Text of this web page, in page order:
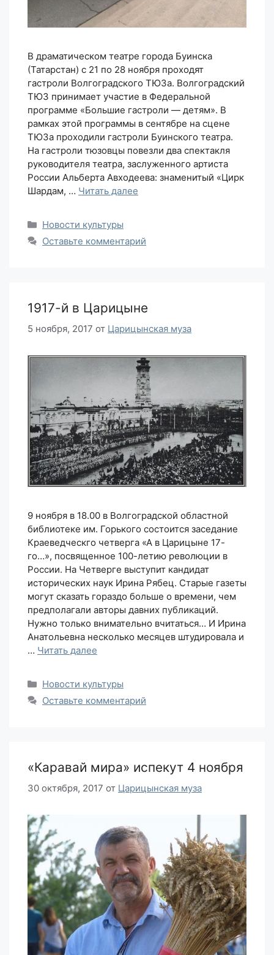
В драматическом театре города Буинска
(Татарстан) с 21 по 28 ноября проходят
гастроли Волгоградского ТЮЗа. Волгоградский
ТЮЗ принимает участие в Федеральной
программе «Большие гастроли — детям». В
рамках этой программы в сентябре на сцене
ТЮЗа проходили гастроли Буинского театра.
На гастроли тюзовцы повезли два спектакля
руководителя театра, заслуженного артиста
России Альберта Авходеева: знаменитый «Цирк
Шардам, … Читать далее
Рубрики
Новости культуры
Оставьте комментарий
1917-й в Царицыне
5 ноября, 2017 от Царицынская муза
9 ноября в 18.00 в Волгоградской областной
библиотеке им. Горького состоится заседание
Краеведческго четверга «А в Царицыне 17-
го…», посвященное 100-летию революции в
России. На Четверге выступит кандидат
исторических наук Ирина Рябец. Старые газеты
могут сказать гораздо больше о времени, чем
предполагали авторы давних публикаций.
Нужно только внимательно вчитаться… И Ирина
Анатольевна несколько месяцев штудировала и
… Читать далее
Рубрики
Новости культуры
Оставьте комментарий
«Каравай мира» испекут 4 ноября
30 октября, 2017 от Царицынская муза